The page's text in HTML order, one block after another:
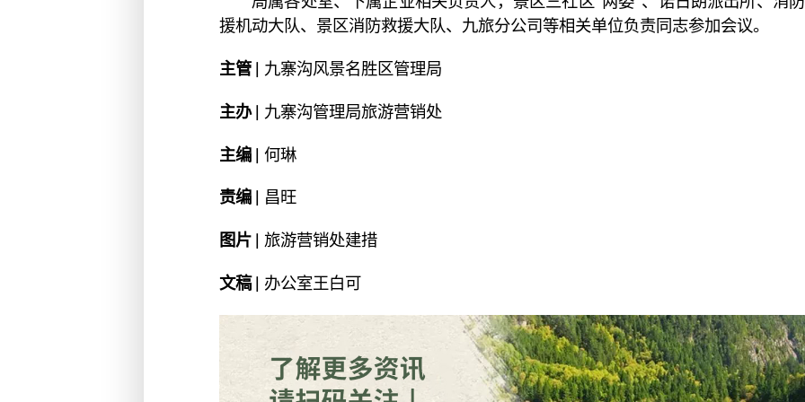
援机动大队、景区消防救援大队、九旅分公司等相关单位负责同志参加会议。
主管 | 九寨沟风景名胜区管理局
主办 | 九寨沟管理局旅游营销处
主编 | 何琳
责编 | 昌旺
图片 | 旅游营销处建措
文稿 | 办公室王白可